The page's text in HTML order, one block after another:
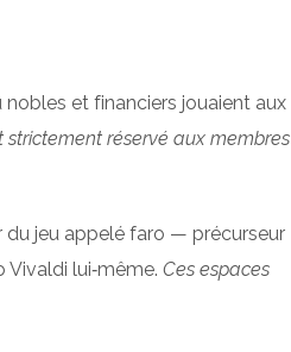
nobles et financiers jouaient aux
strictement réservé aux membres
du jeu appelé faro — précurseur
lui‑même. Ces espaces